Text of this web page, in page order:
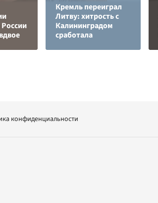
Кремль переиграл
Литву: хитрость с
Калининградом
сработала
конфиденциальности